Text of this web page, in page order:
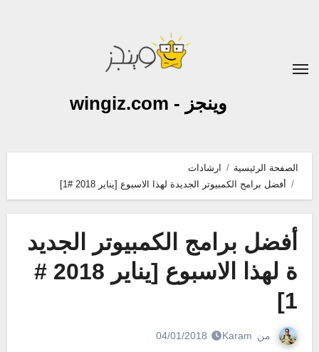
وينجز - wingiz.com
الصفحة الرئيسية
ارشادات
أفضل برامج الكمبيوتر الجديدة لهذا الاسبوع [يناير 2018 #1]
أفضل برامج الكمبيوتر الجديد
ة لهذا الاسبوع [يناير 2018 #
1]
من Karam
04/01/2018